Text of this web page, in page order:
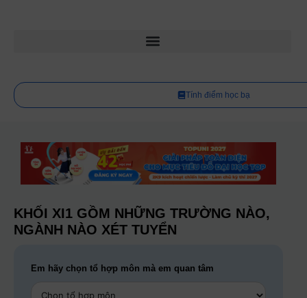
Tính điểm học bạ
KHỐI XI1 GỒM NHỮNG TRƯỜNG NÀO,
NGÀNH NÀO XÉT TUYỂN
Em hãy chọn tổ hợp môn mà em quan tâm